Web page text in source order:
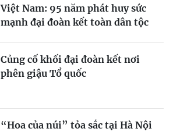
Việt Nam: 95 năm phát huy sức
mạnh đại đoàn kết toàn dân tộc
Củng cố khối đại đoàn kết nơi
phên giậu Tổ quốc
“Hoa của núi” tỏa sắc tại Hà Nội